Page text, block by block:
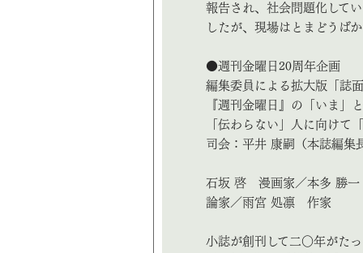
報告され、社会問題化して
したが、現場はとまどうば
●週刊金曜日20周年企画
編集委員による拡大版「誌
『週刊金曜日』の「いま」
「伝わらない」人に向けて
司会：平井 康嗣（本誌編集
石坂 啓 漫画家／本多 勝
論家／雨宮 処凛 作家
小誌が創刊して二〇年がた